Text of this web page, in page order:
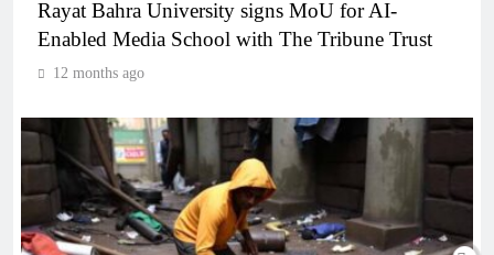
Rayat Bahra University signs MoU for AI-
Enabled Media School with The Tribune Trust
12 months ago